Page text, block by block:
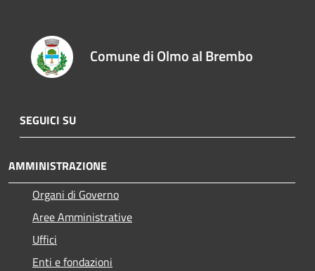
Comune di Olmo al Brembo
SEGUICI SU
AMMINISTRAZIONE
Organi di Governo
Aree Amministrative
Uffici
Enti e fondazioni